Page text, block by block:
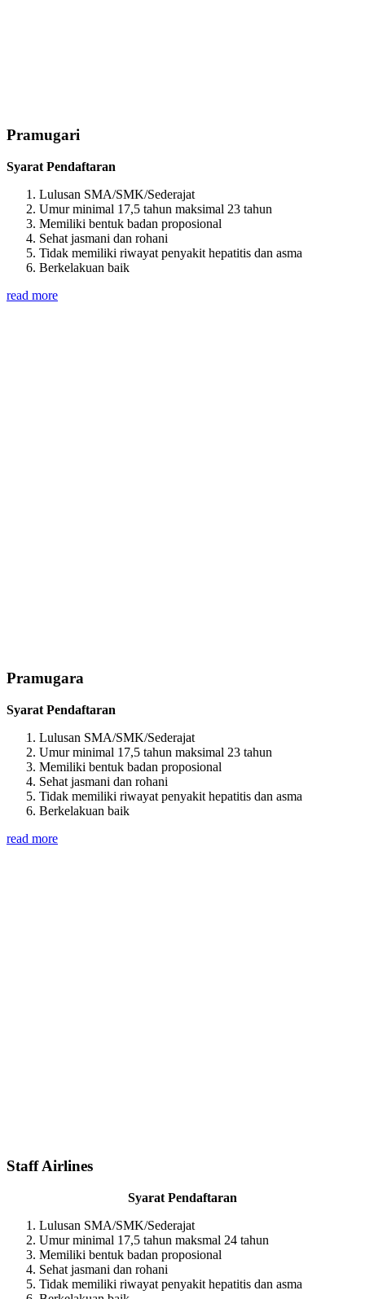
Pramugari
Syarat Pendaftaran
Lulusan SMA/SMK/Sederajat
Umur minimal 17,5 tahun maksimal 23 tahun
Memiliki bentuk badan proposional
Sehat jasmani dan rohani
Tidak memiliki riwayat penyakit hepatitis dan asma
Berkelakuan baik
read more
Pramugara
Syarat Pendaftaran
Lulusan SMA/SMK/Sederajat
Umur minimal 17,5 tahun maksimal 23 tahun
Memiliki bentuk badan proposional
Sehat jasmani dan rohani
Tidak memiliki riwayat penyakit hepatitis dan asma
Berkelakuan baik
read more
Staff Airlines
Syarat Pendaftaran
Lulusan SMA/SMK/Sederajat
Umur minimal 17,5 tahun maksmal 24 tahun
Memiliki bentuk badan proposional
Sehat jasmani dan rohani
Tidak memiliki riwayat penyakit hepatitis dan asma